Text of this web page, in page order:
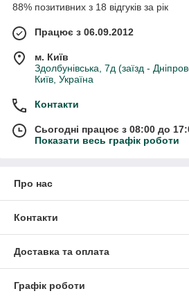
88% позитивних з 18 відгуків за рік
Працює з 06.09.2012
м. Київ
Здолбунівська, 7д (заїзд -
Київ, Україна
Контакти
Сьогодні працює з 08:00 до
Показати весь графік роботи
Про нас
Контакти
Доставка та оплата
Графік роботи